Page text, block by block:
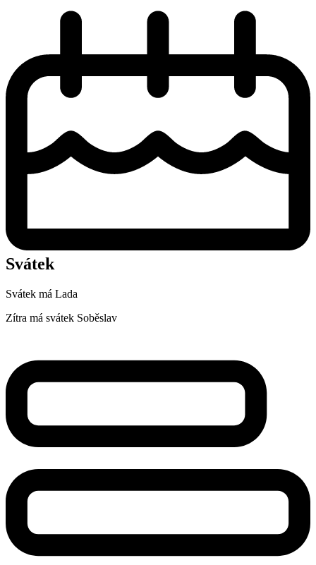
Svátek
Svátek má Lada
Zítra má svátek Soběslav